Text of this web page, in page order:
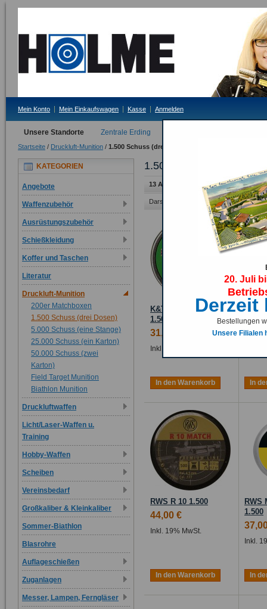
Mein Konto Mein Einkaufswagen Kasse Anmelden
Unsere Standorte Zentrale Erding
Startseite / Druckluft-Munition / 1.500 Schuss (drei Dosen)
1.500 Schuss (drei
13 Artikel
Darstellung als: Raster Liste
K&T Royal Match
1.500
31,50 €
Inkl. 19% MwSt.
In den Warenkorb
K&T
1.500
In
RWS R 10 1.500
44,00 €
Inkl. 19% MwSt.
In den Warenkorb
RWS
1.500
Inkl.
In
KATEGORIEN
Angebote
Waffenzubehör
Ausrüstungszubehör
Schießkleidung
Koffer und Taschen
Literatur
Druckluft-Munition
200er Matchboxen
1.500 Schuss (drei Dosen)
5.000 Schuss (eine Stange)
25.000 Schuss (ein Karton)
50.000 Schuss (zwei
Karton)
Field Target Munition
Biathlon Munition
Druckluftwaffen
Licht/Laser-Waffen u.
Training
Hobby-Waffen
Scheiben
Vereinsbedarf
Großkaliber & Kleinkaliber
Sommer-Biathlon
Blasrohre
Auflageschießen
Zuganlagen
Messer, Lampen, Ferngläser
20. Juli
Derzeit
Bestellungen
Unsere Filialen